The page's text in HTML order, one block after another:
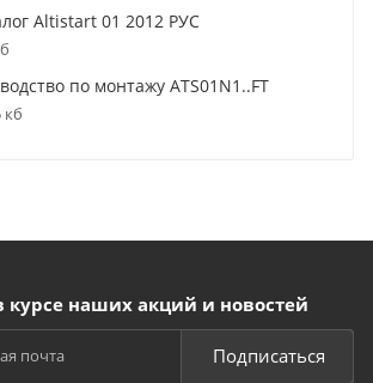
Altistart 01 2012 РУС
по монтажу ATS01N1..FT
кб
курсе наших акций и новостей
Подписаться